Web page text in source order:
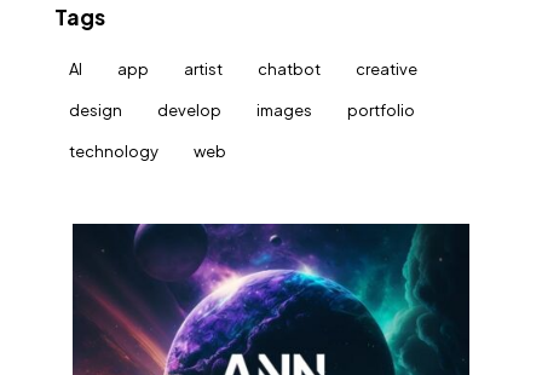
Tags
AI app artist chatbot creative
design develop images portfolio
technology web